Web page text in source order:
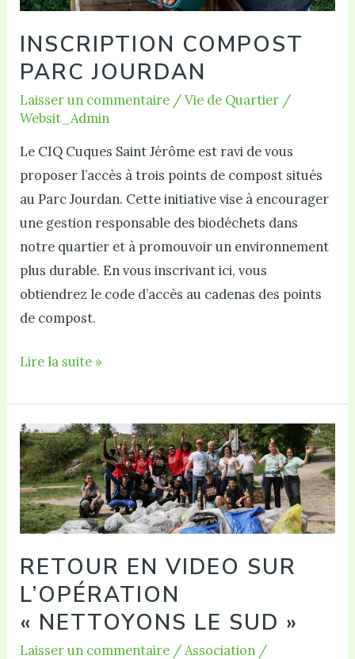
INSCRIPTION COMPOST
PARC JOURDAN
Laisser un commentaire /Vie de Quartier /
Websit_Admin
Le CIQ Cuques Saint Jérôme est ravi de vous
proposer l’accès à trois points de compost situés
au Parc Jourdan. Cette initiative vise à encourager
une gestion responsable des biodéchets dans
notre quartier et à promouvoir un environnement
plus durable. En vous inscrivant ici, vous
obtiendrez le code d’accès au cadenas des points
de compost.
Inscription
Parc
Jourdan
Lire la suite »
RETOUR EN VIDEO SUR
L’OPÉRATION
« NETTOYONS LE SUD »
Laisser un commentaire / Association /